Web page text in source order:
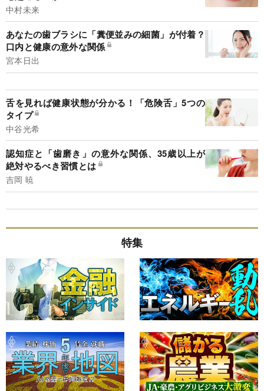
中村未来
あなたの歯ブラシに「糞便並みの細菌」が付着？
口内と健康の意外な関係
宮本日出
舌を見れば健康状態が分かる！「危険舌」5つの
タイプ
中谷光希
認知症と「歯磨き」の意外な関係、35歳以上が
絶対やるべき習慣とは
吉岡 暁
特集